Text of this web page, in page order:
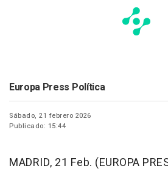
Europa Press Política
Sábado, 21 febrero 2026
Publicado: 15:44
MADRID, 21 Feb. (EUROPA